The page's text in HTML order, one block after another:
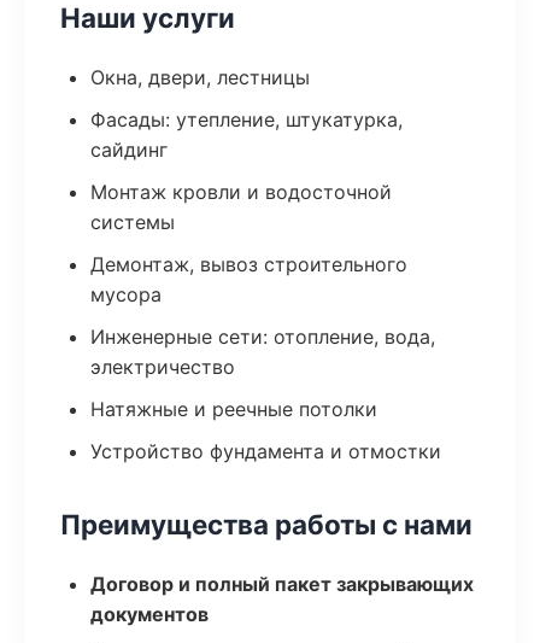
Наши услуги
Окна, двери, лестницы
Фасады: утепление, штукатурка,
сайдинг
Монтаж кровли и водосточной
системы
Демонтаж, вывоз строительного
мусора
Инженерные сети: отопление, вода,
электричество
Натяжные и реечные потолки
Устройство фундамента и отмостки
Преимущества работы с нами
Договор и полный пакет закрывающих
документов